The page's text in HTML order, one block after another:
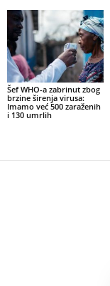
Šef WHO-a zabrinut zbog
brzine širenja virusa:
Imamo već 500 zaraženih
i 130 umrlih